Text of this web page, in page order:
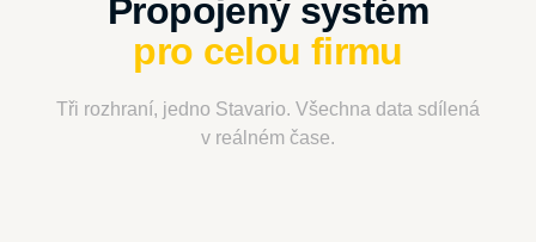
Propojený systém
pro celou firmu
Tři rozhraní, jedno Stavario. Všechna data sdílená
v reálném čase.